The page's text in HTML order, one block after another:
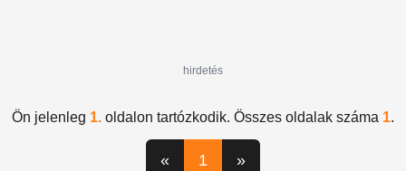
hirdetés
Ön jelenleg 1. oldalon tartózkodik. Összes oldalak száma 1.
« 1 »